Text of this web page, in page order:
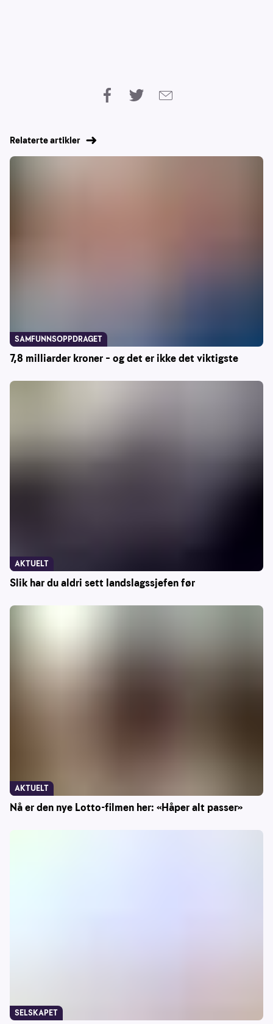
Relaterte artikler
7,8 milliarder kroner – og det er ikke det viktigste
SAMFUNNSOPPDRAGET
Slik har du aldri sett landslagssjefen før
AKTUELT
Nå er den nye Lotto-filmen her: «Håper alt passer»
AKTUELT
SELSKAPET